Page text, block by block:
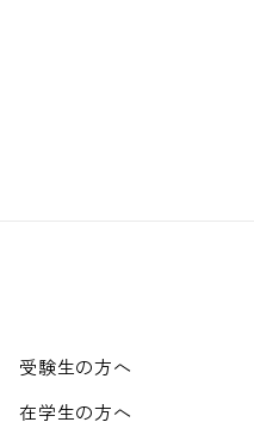
受験生の方へ
在学生の方へ